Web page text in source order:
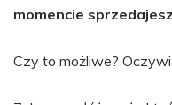
momencie
Czy to możliwe?